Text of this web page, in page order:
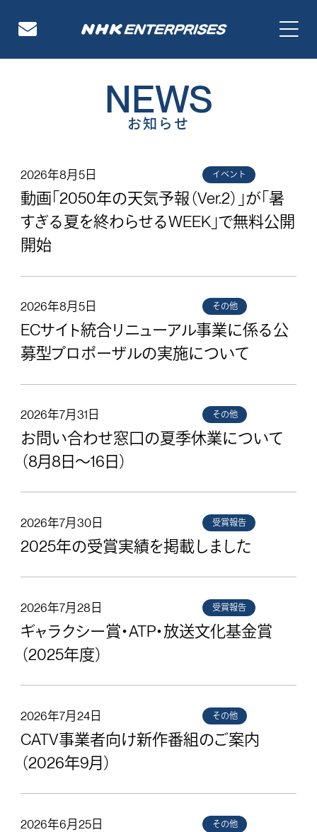
NEWS
お知らせ
2026年8月5日 イベント
動画「2050年の天気予報（Ver.2）」が「暑
すぎる夏を終わらせるWEEK」で無料公開
開始
2026年8月5日 その他
ECサイト統合リニューアル事業に係る公
募型プロポーザルの実施について
2026年7月31日 その他
お問い合わせ窓口の夏季休業について
（8月8日～16日）
2026年7月30日 受賞報告
2025年の受賞実績を掲載しました
2026年7月28日 受賞報告
ギャラクシー賞・ATP・放送文化基金賞
（2025年度）
2026年7月24日 その他
CATV事業者向け新作番組のご案内
（2026年9月）
2026年6月25日 その他